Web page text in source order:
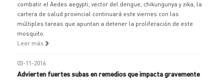
combatir el Aedes aegypti, vector del dengue, chikungunya y zika, la
cartera de salud provincial continuará este viernes con las
múltiples tareas que apuntan a detener la proliferación de este
mosquito.
Leer más
03-11-2016
Advierten fuertes subas en remedios que impacta gravemente